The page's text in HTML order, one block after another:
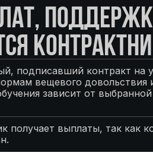
подписавший контракт на
вещевого довольствия
зависит от
получает выплаты, так как